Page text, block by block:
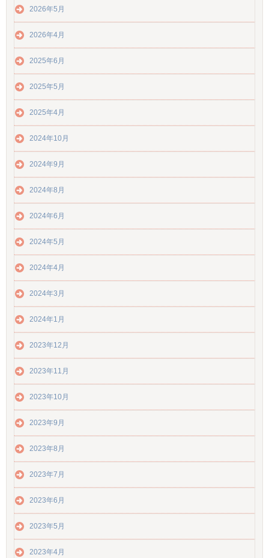
2026年5月
2026年4月
2025年6月
2025年5月
2025年4月
2024年10月
2024年9月
2024年8月
2024年6月
2024年5月
2024年4月
2024年3月
2024年1月
2023年12月
2023年11月
2023年10月
2023年9月
2023年8月
2023年7月
2023年6月
2023年5月
2023年4月